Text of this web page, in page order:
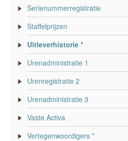
Serienummerregistratie
Staffelprijzen
Uitleverhistorie *
Urenadministratie 1
Urenregistratie 2
Urenadministratie 3
Vaste Activa
Vertegenwoordigers *